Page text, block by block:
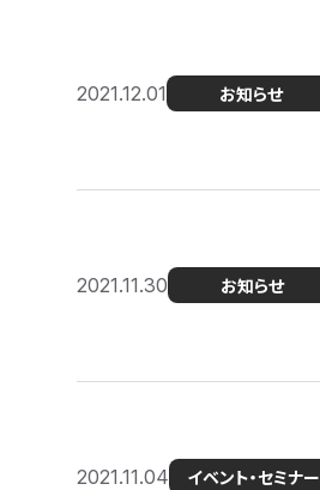
2021.12.01 お知らせ
2021.11.30 お知らせ
2021.11.04 イベント・セミナー